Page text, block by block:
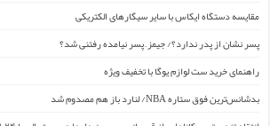
مقایسه دستگاه ایکاس با سایر سیگارهای الکتریکی
پسر نشان از پدر ندارد؟/ جیمز ِ پسر نیامده رفتنی شد؟
راهنمای خرید ست لوازم یوگا با تخفیف ویژه
بدشانس‌ترین فوق ستاره NBA/ لنارد باز هم مصدوم شد